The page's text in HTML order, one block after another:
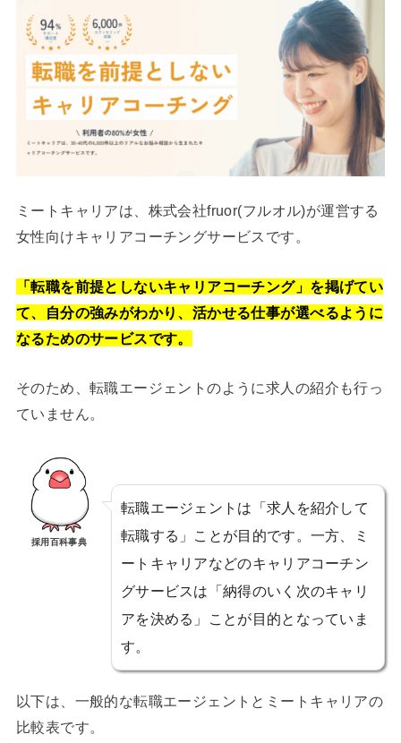
ミートキャリアは、株式会社fruor(フルオル)が運営する
女性向けキャリアコーチングサービスです。
「転職を前提としないキャリアコーチング」を掲げてい
て、自分の強みがわかり、活かせる仕事が選べるように
なるためのサービスです。
そのため、転職エージェントのように求人の紹介も行っ
ていません。
採用百科事典
転職エージェントは「求人を紹介して
転職する」ことが目的です。一方、ミ
ートキャリアなどのキャリアコーチン
グサービスは「納得のいく次のキャリ
アを決める」ことが目的となっていま
す。
以下は、一般的な転職エージェントとミートキャリアの
比較表です。